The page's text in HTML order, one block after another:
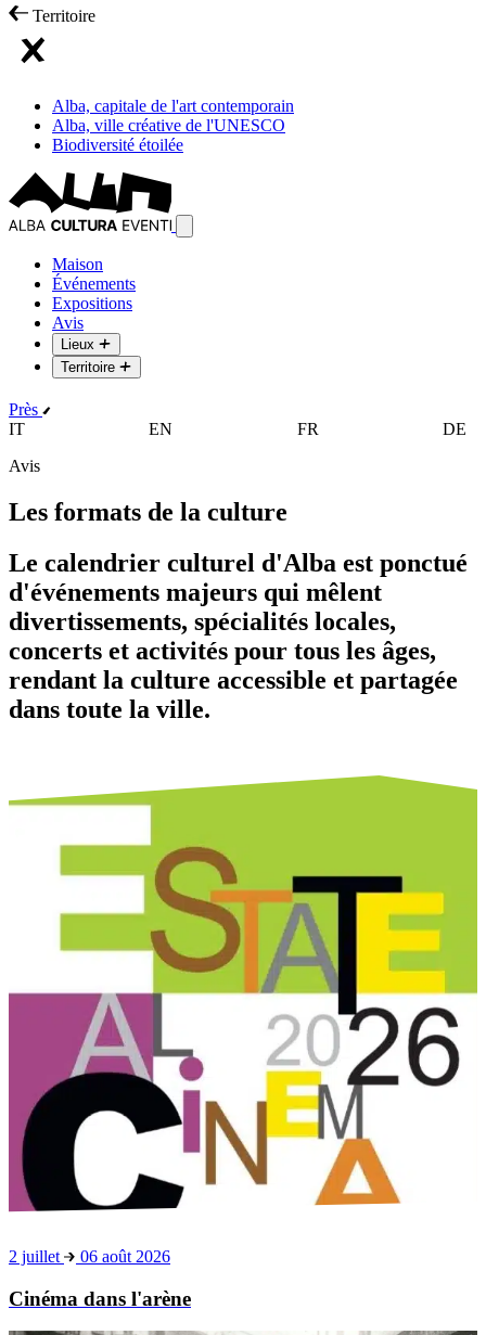
Territoire
Alba, capitale de l'art contemporain
Alba, ville créative de l'UNESCO
Biodiversité étoilée
Maison
Événements
Expositions
Avis
Lieux
Territoire
Près
IT
EN FR
DE
Avis
Les formats de la culture
Le calendrier culturel d'Alba est ponctué
d'événements majeurs qui mêlent
divertissements, spécialités locales,
concerts et activités pour tous les âges,
rendant la culture accessible et partagée
dans toute la ville.
2 juillet 06 août 2026
Cinéma dans l'arène